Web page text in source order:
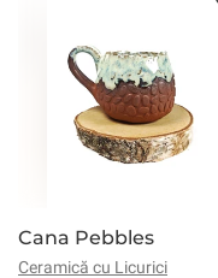
Cana Pebbles
Ceramică cu Licurici